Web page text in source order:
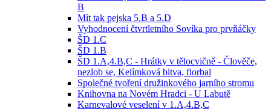
B
Mít tak pejska 5.B a 5.D
Vyhodnocení čtvrtletního Sovíka pro prvňáčky
ŠD 1.C
ŠD 1.B
ŠD 1.A,4.B,C - Hrátky v tělocvičně - Člověče,
nezlob se, Kelímková bitva, florbal
Společné tvoření družinkového jarního stromu
Knihovna na Novém Hradci - U Labutě
Karnevalové veselení v 1.A,4.B,C